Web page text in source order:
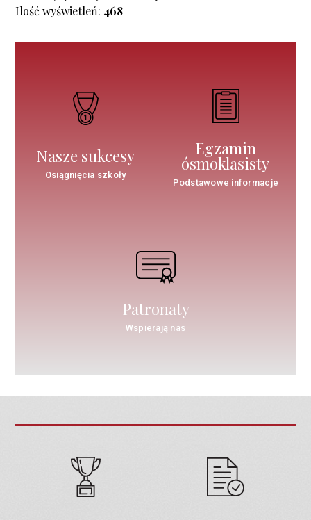
Ilość wyświetleń:468
Nasze sukcesy
Osiągnięcia szkoły
Egzamin
ósmoklasisty
Podstawowe informacje
Patronaty
Wspierają nas